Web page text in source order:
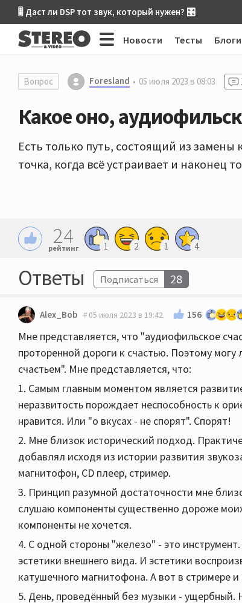
🎚 Даст ли DSP тот звук, который нужен? 🎛
Новости Тесты Блоги
Вопрос Foresland 05 июля 2023 в 08:03
Какое оно,
Есть только путь, состоящий из
точка, когда всё устраивает и наконец
24
рейтинг 1 2 1 4
Ответы Подписаться 28
Alex_Bob 05 июля 2023 в 19:42 156
Мне представляется, что "аудиофильское
проторенной дороги к счастью. Поэтому
счастьем". Мне представляется, что:
1. Самым главным моментом является
неразвитость порождает неспособность к
нравится. Или "о вкусах - не спорят". Спорят!
2. Мне близок исторический подход.
добавлял исходя из истории развития
магнитофон, CD плеер, стример.
3. Принцип разумной достаточности мне
слушаю компоненты существенно дороже
компоненты не хочется.
4. С одной стороны "железо" - это
эстетики внешнего вида. И эстетики
катушечного магнитофона. А вот в стримере и
5. День, проведённый без музыки -